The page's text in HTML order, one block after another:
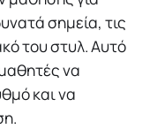
σημεία, τις
του στυλ. Αυτό
να
και να